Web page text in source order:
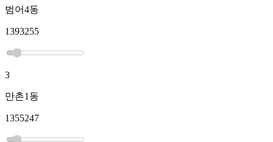
범어4동
1393255
3
만촌1동
1355247